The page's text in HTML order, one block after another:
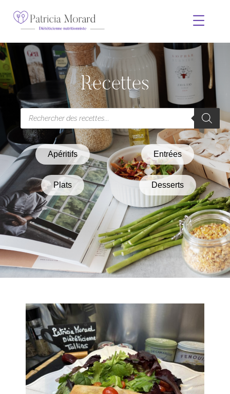
Recettes
Apéritifs Entrées
Plats Desserts